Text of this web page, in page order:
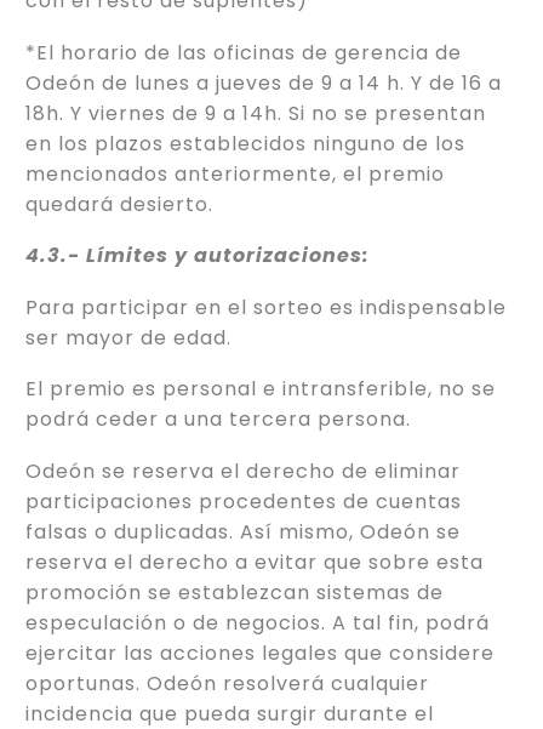
*El horario de las oficinas de gerencia de
Odeón de lunes a jueves de 9 a 14 h. Y de 16 a
18h. Y viernes de 9 a 14h. Si no se presentan
en los plazos establecidos ninguno de los
mencionados anteriormente, el premio
quedará desierto.
4.3.- Límites y autorizaciones:
Para participar en el sorteo es indispensable
ser mayor de edad.
El premio es personal e intransferible, no se
podrá ceder a una tercera persona.
Odeón se reserva el derecho de eliminar
participaciones procedentes de cuentas
falsas o duplicadas. Así mismo, Odeón se
reserva el derecho a evitar que sobre esta
promoción se establezcan sistemas de
especulación o de negocios. A tal fin, podrá
ejercitar las acciones legales que considere
oportunas. Odeón resolverá cualquier
incidencia que pueda surgir durante el